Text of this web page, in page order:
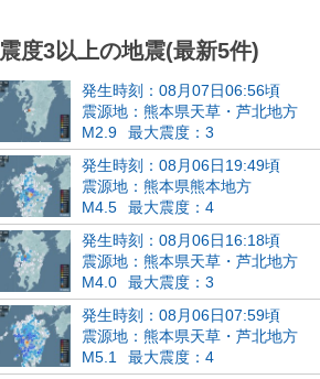
震度3以上の地震(最新5件)
発生時刻：08月07日06:56頃
震源地：熊本県天草・芦北地方
M2.9
最大震度：3
発生時刻：08月06日19:49頃
震源地：熊本県熊本地方
M4.5
最大震度：4
発生時刻：08月06日16:18頃
震源地：熊本県天草・芦北地方
M4.0
最大震度：3
発生時刻：08月06日07:59頃
震源地：熊本県天草・芦北地方
M5.1
最大震度：4